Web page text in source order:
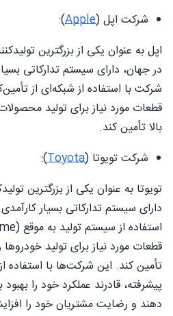
شرکت اپل (Apple
):
اپل به عنوان یکی از بزرگترین
در جهان، دارای سیستم تدارکاتی
شرکت با استفاده از شبکه‌ای از
قطعات مورد نیاز برای تولید
بالا تأمین کند.
شرکت تویوتا (Toyota
):
تویوتا به عنوان یکی از بزرگترین
دارای سیستم تدارکاتی بسیار
قطعات مورد نیاز برای تولید
تأمین کند. این شرکت‌ها با استفاده
پیشرفته، قادرند عملکرد خود را
دهند و رضایت مشتریان خود را